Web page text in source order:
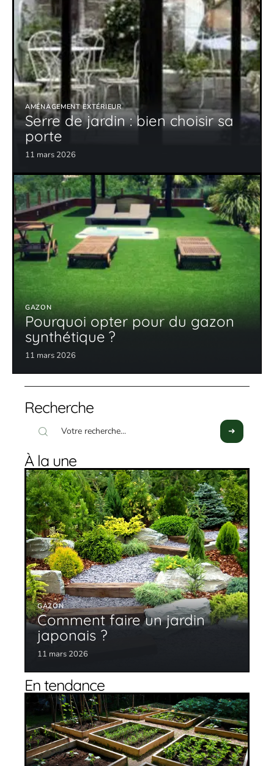
AMÉNAGEMENT EXTÉRIEUR
Serre de jardin : bien choisir sa
porte
11 mars 2026
GAZON
Pourquoi opter pour du gazon
synthétique ?
11 mars 2026
Recherche
À la une
GAZON
Comment faire un jardin
japonais ?
11 mars 2026
En tendance